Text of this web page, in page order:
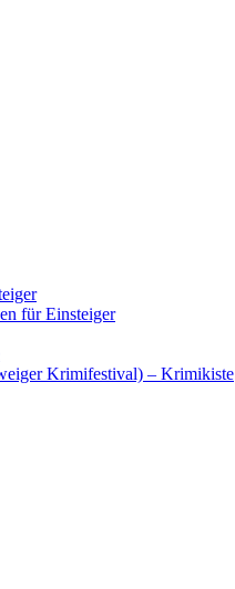
für Einsteiger
Krimifestival) – Krimikiste